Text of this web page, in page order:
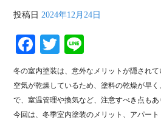
投稿日 2024年12月24日
Fa
ce
bo
ok
T
wi
tte
r
ne
冬の室内塗装は、意外なメリットが隠されて
空気が乾燥しているため、塗料の乾燥が早
で、室温管理や換気など、注意すべき点もあ
今回は、冬季室内塗装のメリット、アパー